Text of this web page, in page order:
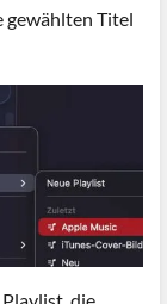
gewählten Titel